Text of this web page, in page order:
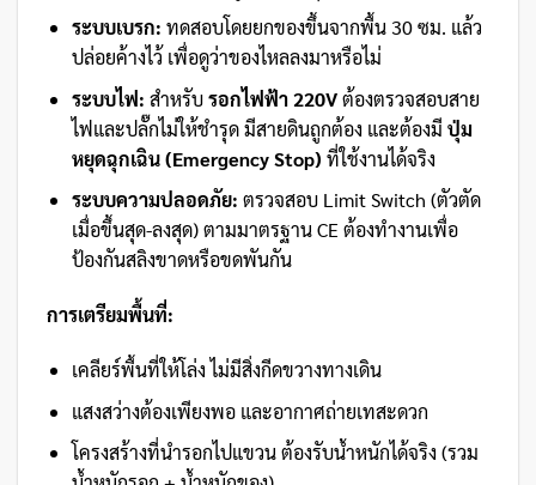
ระบบเบรก: ทดสอบโดยยกของขึ้นจากพื้น 30 ซม. แล้ว
ปล่อยค้างไว้ เพื่อดูว่าของไหลลงมาหรือไม่
ระบบไฟ: สำหรับรอกไฟฟ้า 220Vต้องตรวจสอบสาย
ไฟและปลั๊กไม่ให้ชำรุด มีสายดินถูกต้อง และต้องมี ปุ่ม
หยุดฉุกเฉิน (Emergency Stop) ที่ใช้งานได้จริง
ระบบความปลอดภัย: ตรวจสอบ Limit Switch (ตัวตัด
เมื่อขึ้นสุด-ลงสุด) ตามมาตรฐาน CE ต้องทำงานเพื่อ
ป้องกันสลิงขาดหรือขดพันกัน
การเตรียมพื้นที่:
เคลียร์พื้นที่ให้โล่ง ไม่มีสิ่งกีดขวางทางเดิน
แสงสว่างต้องเพียงพอ และอากาศถ่ายเทสะดวก
โครงสร้างที่นำรอกไปแขวน ต้องรับน้ำหนักได้จริง (รวม